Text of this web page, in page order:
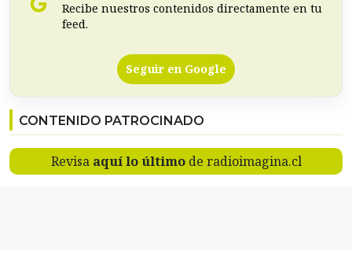
Recibe nuestros contenidos directamente en tu
feed.
Seguir en Google
CONTENIDO PATROCINADO
Revisa aquí lo últimode radioimagina.cl